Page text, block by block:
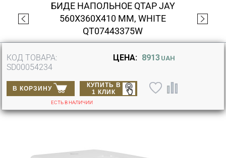
БИДЕ НАПОЛЬНОЕ QTAP JAY
560Х360Х410 ММ, WHITE
QT07443375W
КОД ТОВАРА:
SD00054234
ЦЕНА: 8913 UAH
В КОРЗИНУ
КУПИТЬ В
1 КЛИК
ЕСТЬ В НАЛИЧИИ